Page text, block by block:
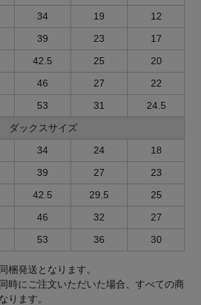
34 19
12
39 23
17
42.5 25
20
46 27
22
53 31
24.5
ダックスサイズ
34 24
18
39 27
23
42.5 29.5
25
46 32
27
53 36 30
梱発送となります。
時にご注文いただいた場合、すべての商
ります。